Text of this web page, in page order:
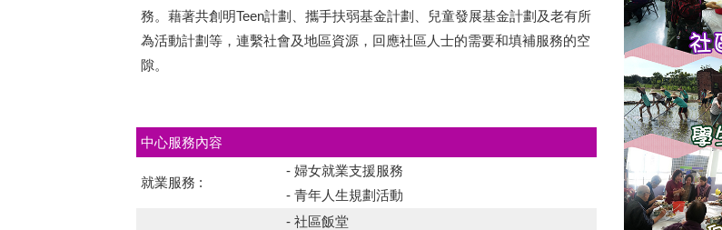
務。藉著共創明Teen計劃、攜手扶弱基金計劃、兒童發展基金計劃及老有所
為活動計劃等，連繫社會及地區資源，回應社區人士的需要和填補服務的空
隙。
中心服務內容
就業服務 :
- 婦女就業支援服務
- 青年人生規劃活動
- 社區飯堂